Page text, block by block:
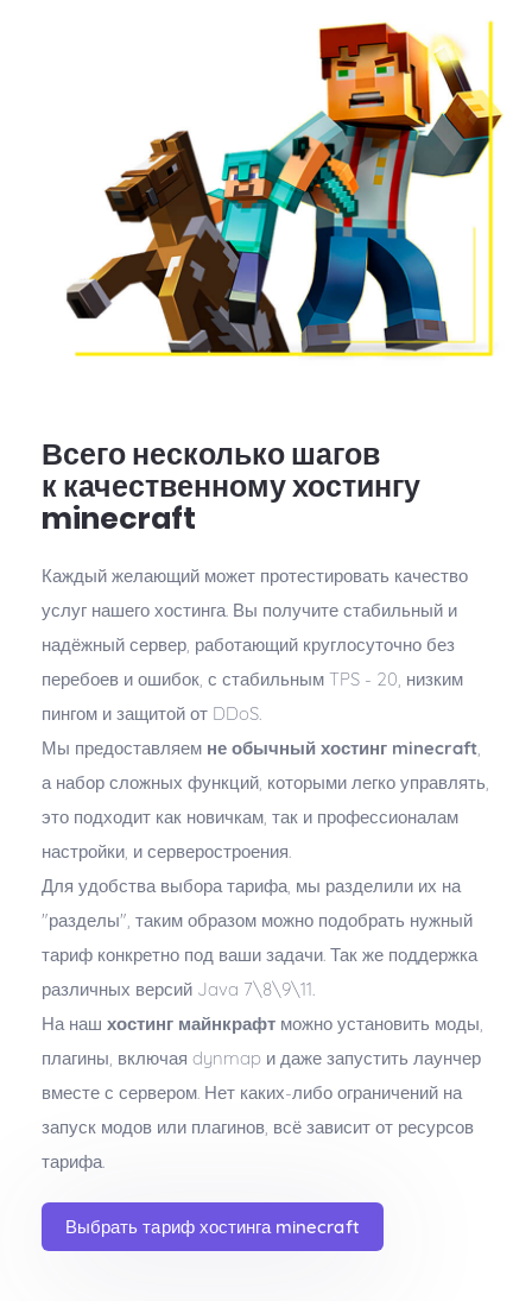
Всего несколько шагов
к качественному хостингу
minecraft
Каждый желающий может протестировать качество
услуг нашего хостинга. Вы получите стабильный и
надёжный сервер, работающий круглосуточно без
перебоев и ошибок, с стабильным TPS - 20, низким
пингом и защитой от DDoS.
Мы предоставляем не обычный хостинг minecraft,
а набор сложных функций, которыми легко управлять,
это подходит как новичкам, так и профессионалам
настройки, и серверостроения.
Для удобства выбора тарифа, мы разделили их на
"разделы", таким образом можно подобрать нужный
тариф конкретно под ваши задачи. Так же поддержка
различных версий Java 7\8\9\11.
На наш хостинг майнкрафт можно установить моды,
плагины, включая dynmap и даже запустить лаунчер
вместе с сервером. Нет каких-либо ограничений на
запуск модов или плагинов, всё зависит от ресурсов
тарифа.
Выбрать тариф хостинга minecraft